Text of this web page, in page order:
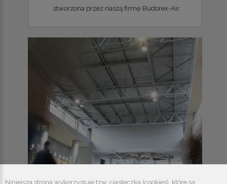
Niniejsza strona wykorzystuje tzw. ciasteczka (cookies), które są
stworzona przez naszą firmę Budorex-Air.